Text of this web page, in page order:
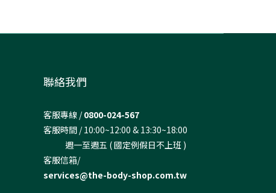
聯絡我們
客服專線 /0800-024-567
客服時間 / 10:00~12:00 & 13:30~18:00
週一至週五 ( 國定例假日不上班 )
客服信箱/
services@the-body-shop.com.tw